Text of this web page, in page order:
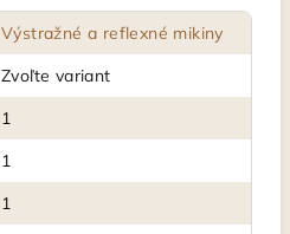
Výstražné a reflexné mikiny
Zvoľte variant
1
1
1